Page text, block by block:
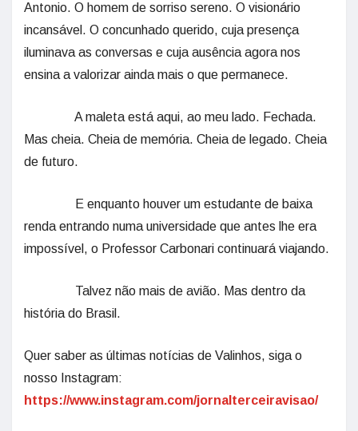
Antonio. O homem de sorriso sereno. O visionário
incansável. O concunhado querido, cuja presença
iluminava as conversas e cuja ausência agora nos
ensina a valorizar ainda mais o que permanece.
A maleta está aqui, ao meu lado. Fechada.
Mas cheia. Cheia de memória. Cheia de legado. Cheia
de futuro.
E enquanto houver um estudante de baixa
renda entrando numa universidade que antes lhe era
impossível, o Professor Carbonari continuará viajando.
Talvez não mais de avião. Mas dentro da
história do Brasil.
Quer saber as últimas notícias de Valinhos, siga o
nosso Instagram:
https://www.instagram.com/jornalterceiravisao/